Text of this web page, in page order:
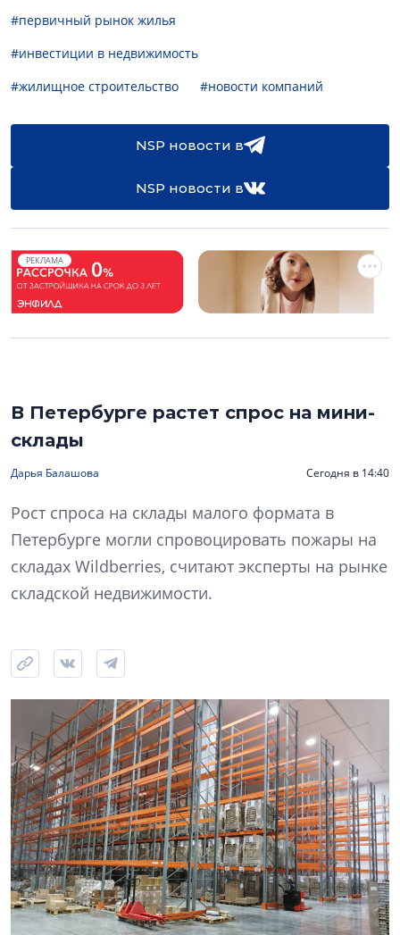
#первичный рынок жилья
#инвестиции в недвижимость
#жилищное строительство
#новости компаний
NSP новости в
NSP новости в
РЕКЛАМА
В Петербурге растет спрос на мини-
склады
Дарья Балашова Сегодня в 14:40
Рост спроса на склады малого формата в
Петербурге могли спровоцировать пожары на
складах Wildberries, считают эксперты на рынке
складской недвижимости.